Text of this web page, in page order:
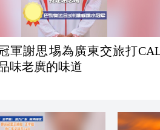
軍謝思埸為廣東交旅打
味老廣的味道